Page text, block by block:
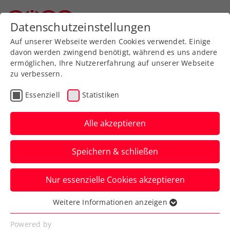
Zurück zur Newsübersicht
Davis Cup
Kommt vorbei und
unterstützt das Generali
Austria Davis Cup Team!
In Bad Waltersdorf steht mit dem
Länderkampf gegen die Türkei ein großes
Tennisfest bevor.
Verfasst von: Manuel Wachta, 11.09.2024
Datenschutzeinstellungen
Auf unserer Webseite werden Cookies verwendet. Einige
davon werden zwingend benötigt, während es uns andere
ermöglichen, Ihre Nutzererfahrung auf unserer Webseite
zu verbessern.
Essenziell Statistiken
Alle akzeptieren
Speichern & schließen
Nur essenzielle Cookies akzeptieren
Essenziell
Essenzielle Cookies werden für grundlegende
Weitere Informationen anzeigen
Powered by